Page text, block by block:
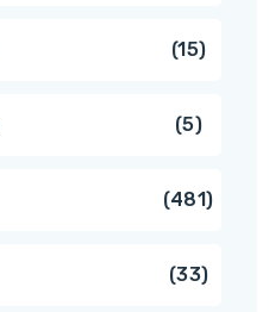
1515
55
481481
3333